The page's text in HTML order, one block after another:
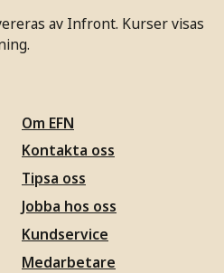
av Infront. Kurser visas
Om EFN
Kontakta oss
Tipsa oss
Jobba hos oss
Kundservice
Medarbetare